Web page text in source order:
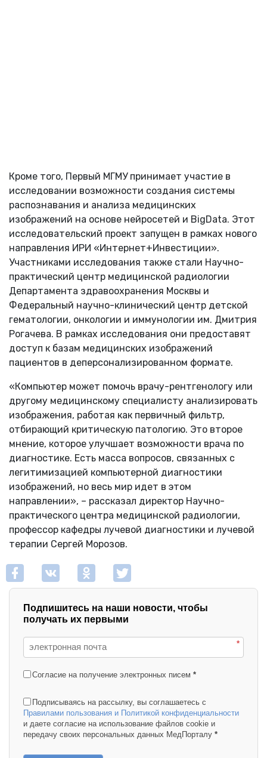
Кроме того, Первый МГМУ принимает участие в
исследовании возможности создания системы
распознавания и анализа медицинских
изображений на основе нейросетей и BigData. Этот
исследовательский проект запущен в рамках нового
направления ИРИ «Интернет+Инвестиции».
Участниками исследования также стали Научно-
практический центр медицинской радиологии
Департамента здравоохранения Москвы и
Федеральный научно-клинический центр детской
гематологии, онкологии и иммунологии им. Дмитрия
Рогачева. В рамках исследования они предоставят
доступ к базам медицинских изображений
пациентов в деперсонализированном формате.
«Компьютер может помочь врачу-рентгенологу или
другому медицинскому специалисту анализировать
изображения, работая как первичный фильтр,
отбирающий критическую патологию. Это второе
мнение, которое улучшает возможности врача по
диагностике. Есть масса вопросов, связанных с
легитимизацией компьютерной диагностики
изображений, но весь мир идет в этом
направлении», – рассказал директор Научно-
практического центра медицинской радиологии,
профессор кафедры лучевой диагностики и лучевой
терапии Сергей Морозов.
Подпишитесь на наши новости, чтобы
получать их первыми
*
Согласие на получение электронных писем *
Подписываясь на рассылку, вы соглашаетесь с
Правилами пользования и Политикой конфиденциальности
и даете согласие на использование файлов cookie и
передачу своих персональных данных МедПорталу *